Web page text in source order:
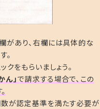
があり、右欄には具体的な
。
をもらいましょう。
ん」で請求する場合で、この
が認定基準を満たす必要が